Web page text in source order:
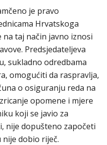
je pravo
Hrvatskoga
taj način javno iznosi
Predsjedateljeva
sukladno odredbama
omogućiti da raspravlja,
o osiguranju reda na
opomene i mjere
koji se javio za
nije dopušteno započeti
dobio riječ.